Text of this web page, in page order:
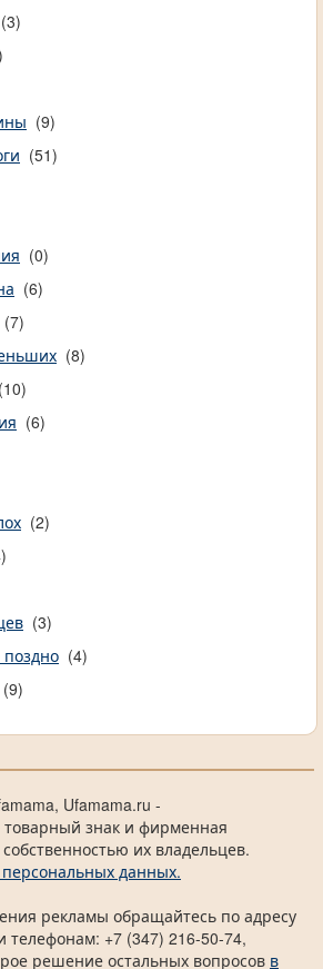
(3)
(9)
(51)
(0)
(6)
(7)
(8)
(10)
(6)
(2)
(3)
поздно (4)
(9)
Ufamama.ru -
знак и фирменная
их владельцев.
данных.
рекламы обращайтесь по адресу
телефонам: +7 (347) 216-50-74,
решение остальных вопросов в